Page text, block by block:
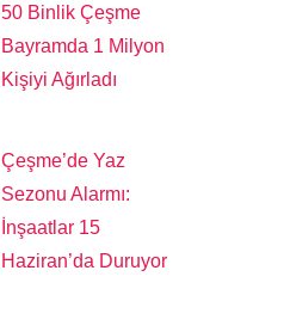
50 Binlik Çeşme
Bayramda 1 Milyon
Kişiyi Ağırladı
Çeşme’de Yaz
Sezonu Alarmı:
İnşaatlar 15
Haziran’da Duruyor